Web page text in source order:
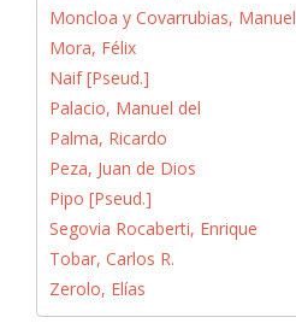
Moncloa y Covarrubias, Manuel
Mora, Félix
Naif [Pseud.]
Palacio, Manuel del
Palma, Ricardo
Peza, Juan de Dios
Pipo [Pseud.]
Segovia Rocaberti, Enrique
Tobar, Carlos R.
Zerolo, Elías